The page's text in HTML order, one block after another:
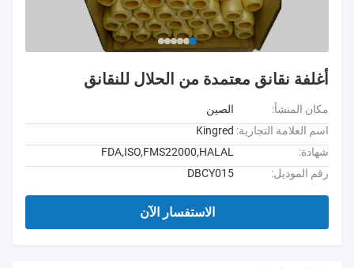
أغلفة نقانق معتمدة من الحلال للنقانق
مكان المنشأ:
الصين
اسم العلامة التجارية: Kingred
شهادة:
FDA,ISO,FMS22000,HALAL
رقم الموديل:
DBCY015
الاستفسار الآن